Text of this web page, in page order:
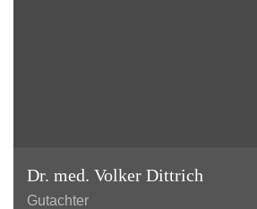
Dr. med. Volker Dittrich
Gutachter